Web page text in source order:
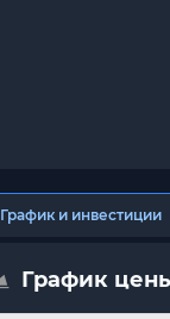
График и инвестиции
График